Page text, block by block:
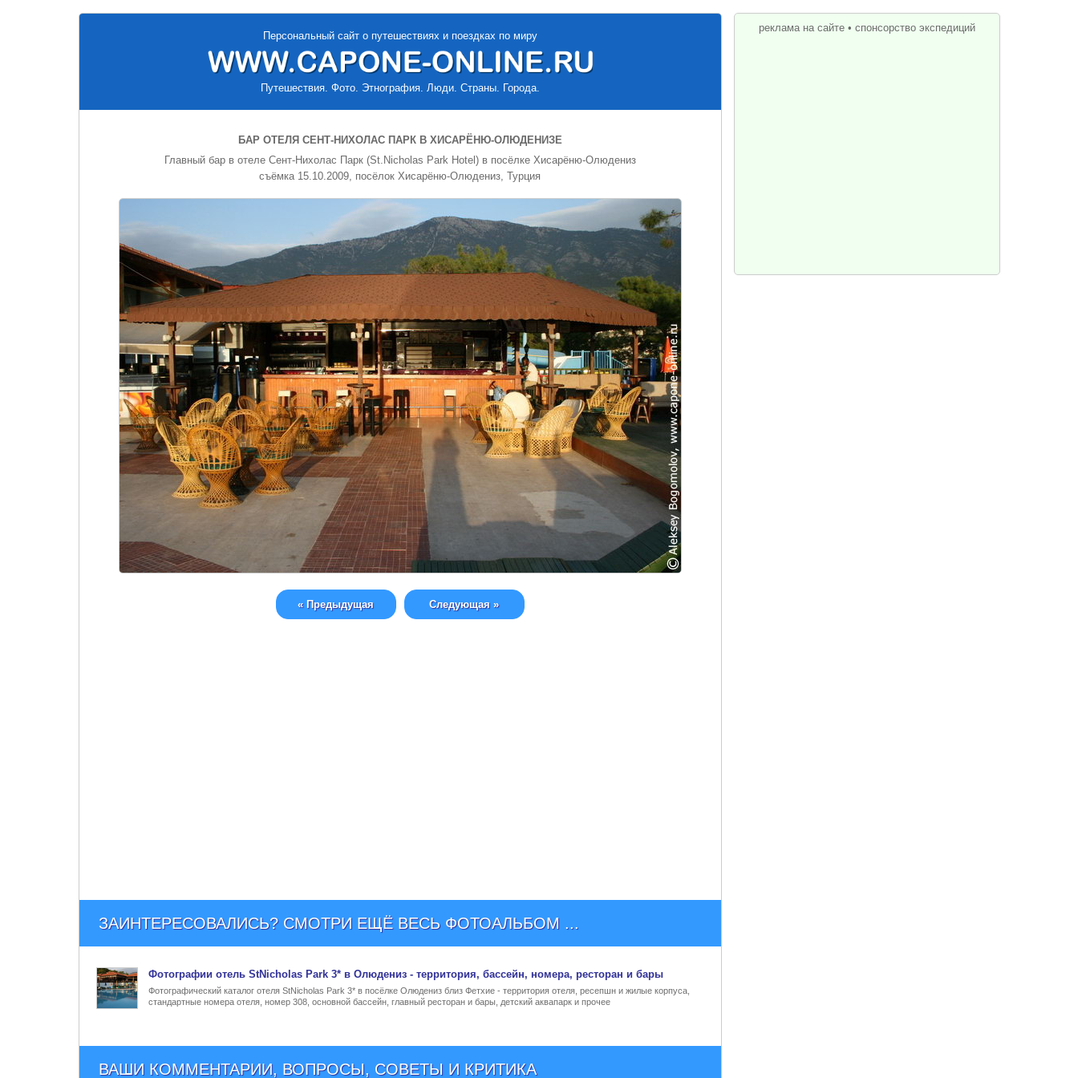
Персональный сайт о путешествиях и поездках по миру
Путешествия. Фото. Этнография. Люди. Страны. Города.
БАР ОТЕЛЯ СЕНТ-НИХОЛАС ПАРК В ХИСАРЁНЮ-ОЛЮДЕНИЗЕ
Главный бар в отеле Сент-Нихолас Парк (St.Nicholas Park Hotel) в посёлке Хисарёню-Олюдениз
съёмка 15.10.2009, посёлок Хисарёню-Олюдениз, Турция
« Предыдущая Следующая »
ЗАИНТЕРЕСОВАЛИСЬ? СМОТРИ ЕЩЁ ВЕСЬ ФОТОАЛЬБОМ ...
Фотографии отель StNicholas Park 3* в Олюдениз- территория, бассейн, номера, ресторан и бары
Фотографический каталог отеля StNicholas Park 3* в посёлке Олюдениз близ Фетхие - территория отеля, ресепшн и жилые корпуса,
стандартные номера отеля, номер 308, основной бассейн, главный ресторан и бары, детский аквапарк и прочее
ВАШИ КОММЕНТАРИИ, ВОПРОСЫ, СОВЕТЫ И КРИТИКА
реклама на сайте• спонсорство экспедиций